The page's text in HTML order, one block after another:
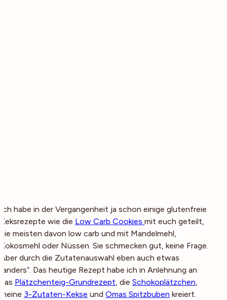
Ich habe in der Vergangenheit ja schon einige glutenfreie
Keksrezepte wie die Low Carb Cookies mit euch geteilt,
die meisten davon low carb und mit Mandelmehl,
Kokosmehl oder Nüssen. Sie schmecken gut, keine Frage.
Aber durch die Zutatenauswahl eben auch etwas
„anders“. Das heutige Rezept habe ich in Anlehnung an
das Plätzchenteig-Grundrezept, die Schokoplätzchen,
meine 3-Zutaten-Kekse und Omas Spitzbuben kreiert.